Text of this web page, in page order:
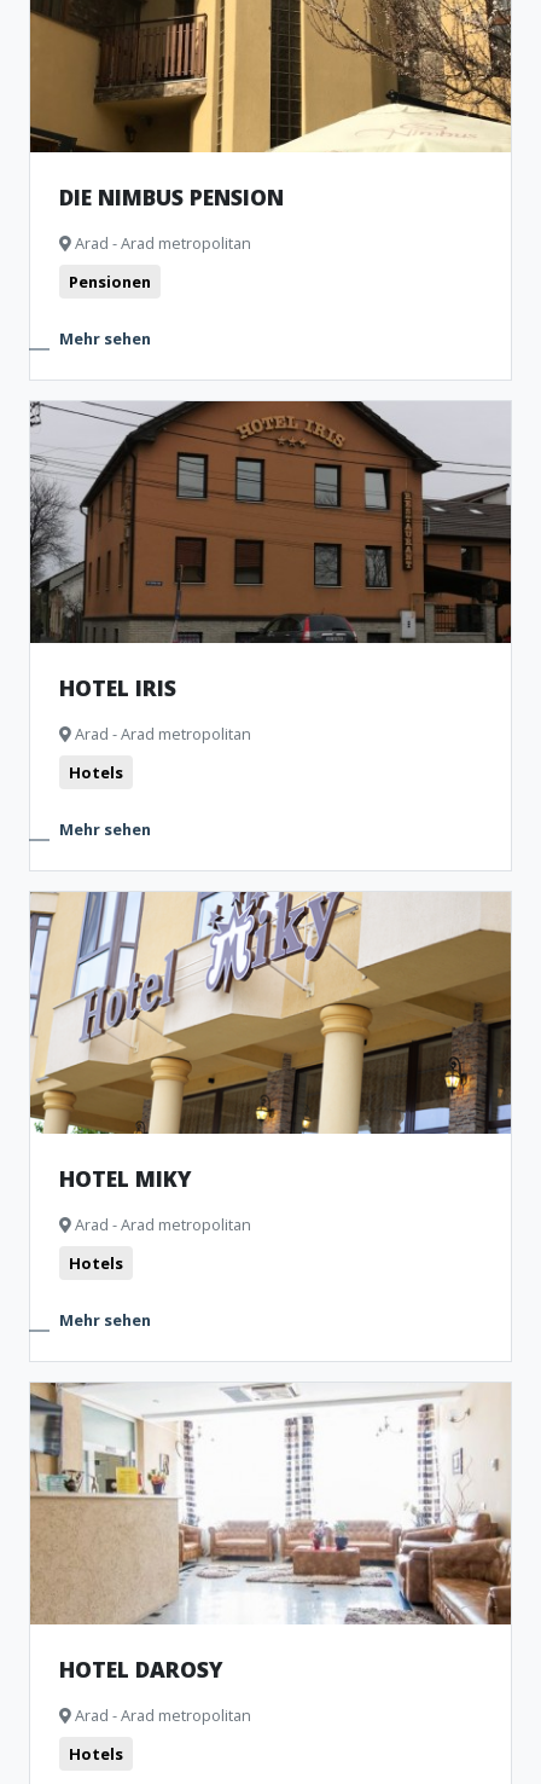
DIE NIMBUS PENSION
Arad - Arad metropolitan
Pensionen
Mehr sehen
HOTEL IRIS
Arad - Arad metropolitan
Hotels
Mehr sehen
HOTEL MIKY
Arad - Arad metropolitan
Hotels
Mehr sehen
HOTEL DAROSY
Arad - Arad metropolitan
Hotels